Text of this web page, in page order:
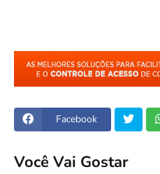
Facebook
Você Vai Gostar